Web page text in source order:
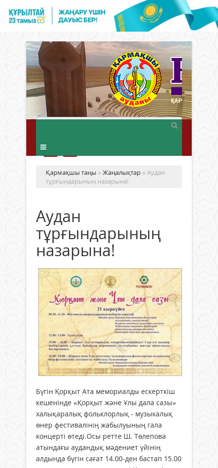
Қармақшы таңы »Жаңалықтар » Аудан
тұрғындарының назарына!
Аудан
тұрғындарының
назарына!
Бүгін Қорқыт Ата мемориалды ескерткіш
кешенінде «Қорқыт және Ұлы дала сазы»
халықаралық фольклорлық - музыкалық
өнер фестивалінің жабылуының гала
концерті өтеді.Осы ретте Ш. Төлепова
атындағы аудандық мәдениет үйінің
алдында бүгін сағат 14.00-ден бастап 15.00